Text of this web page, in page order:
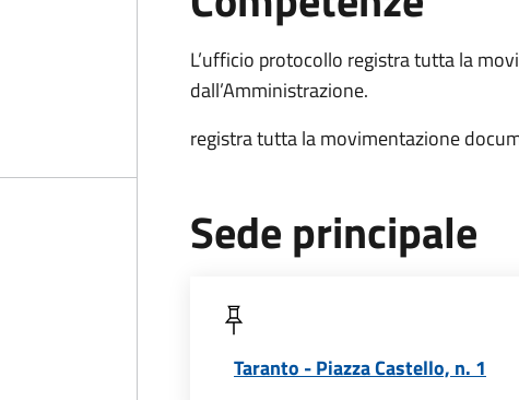
L’ufficio protocollo registra tutta la
dall’Amministrazione.
registra tutta la movimentazione
Sede principale
Taranto - Piazza Castello, n. 1